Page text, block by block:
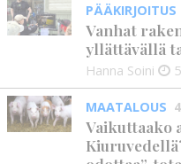
PÄÄKIRJOITUS
Vanhat
yllättävällä
Hanna Soini
MAATALOUS
Vaikuttaako